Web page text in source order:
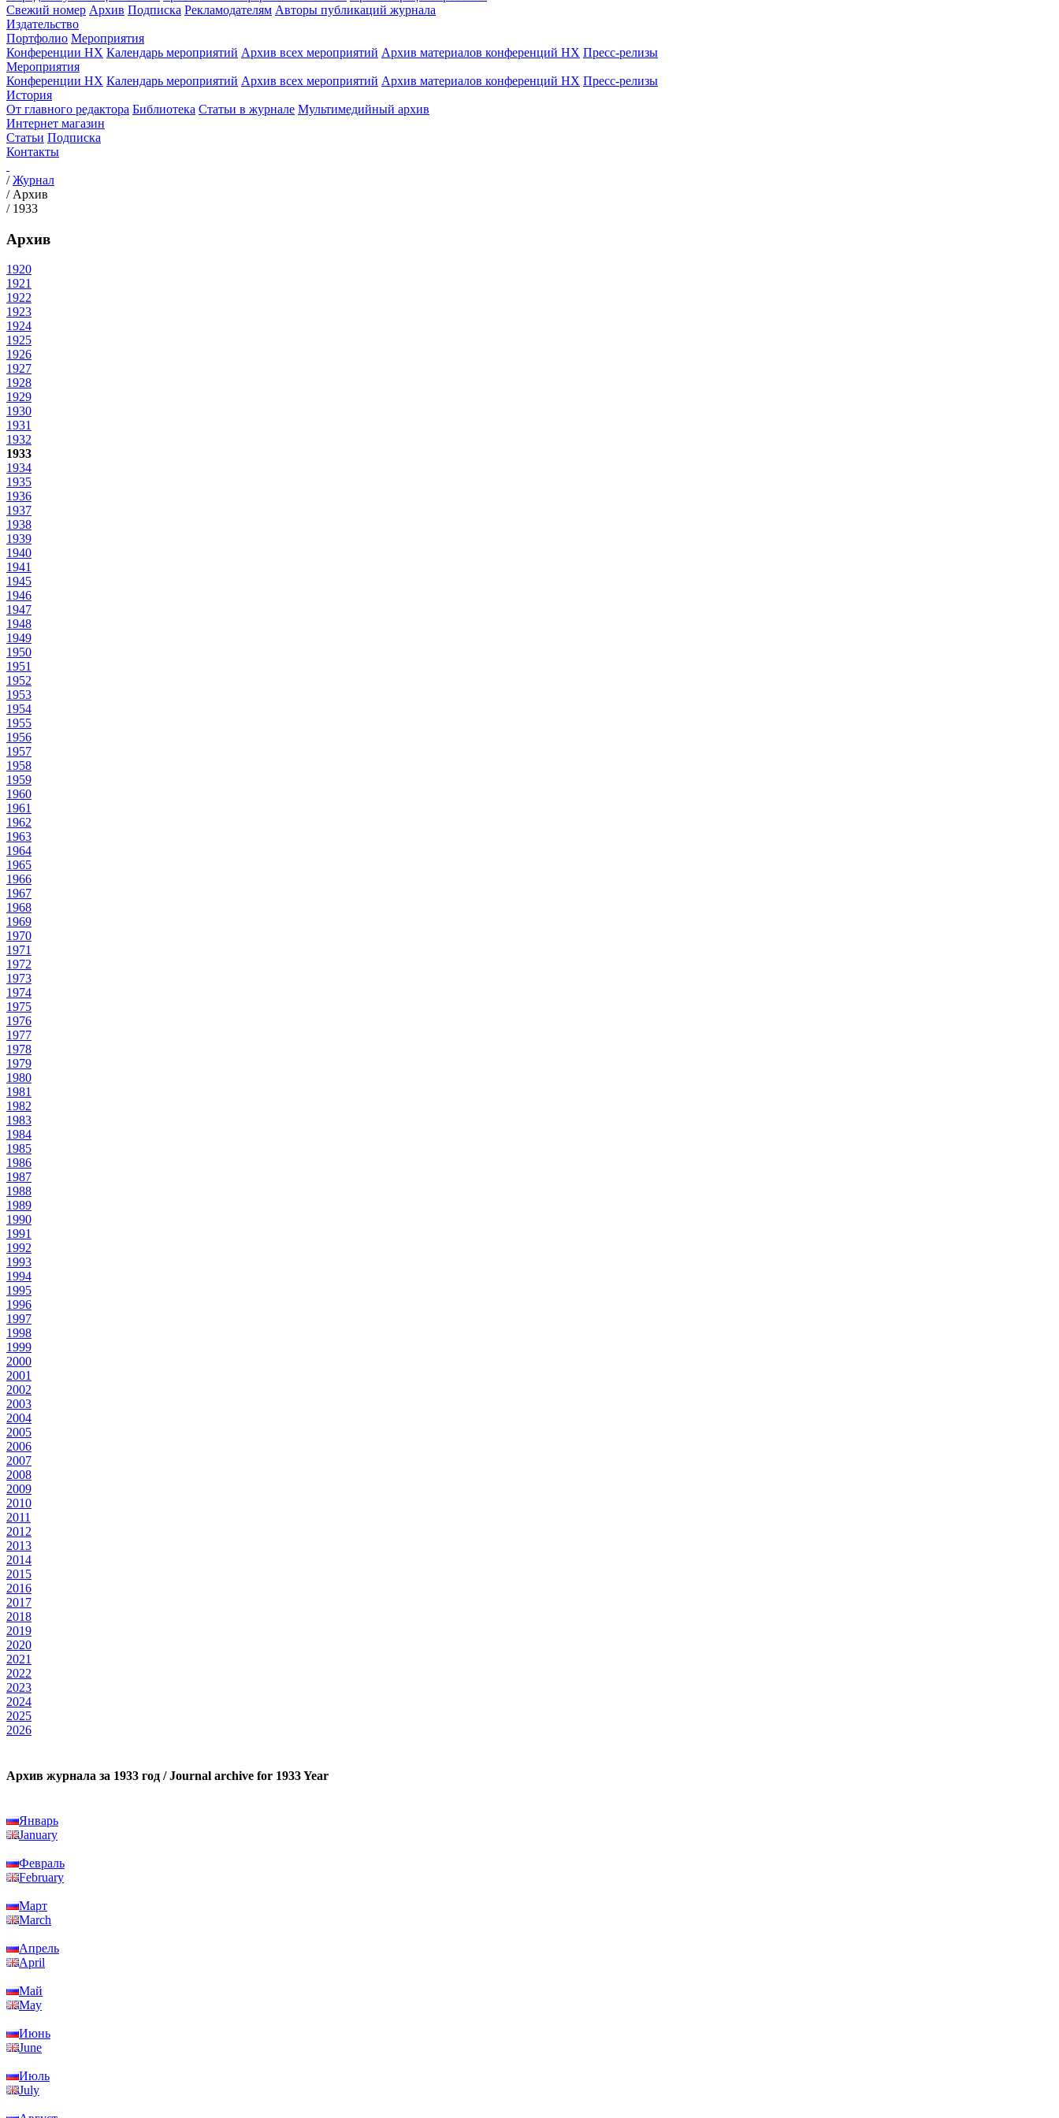
Свежий номер Архив Подписка Рекламодателям Авторы публикаций журнала
Издательство
Портфолио Мероприятия
Конференции НХ Календарь мероприятий Архив всех мероприятий Архив материалов конференций НХ Пресс-релизы
Мероприятия
Конференции НХ Календарь мероприятий Архив всех мероприятий Архив материалов конференций НХ Пресс-релизы
История
От главного редактора Библиотека Статьи в журнале Мультимедийный архив
Интернет магазин
Статьи Подписка
Контакты
/Журнал
/ Архив
/ 1933
Архив
1920
1921
1922
1923
1924
1925
1926
1927
1928
1929
1930
1931
1932
1933
1934
1935
1936
1937
1938
1939
1940
1941
1945
1946
1947
1948
1949
1950
1951
1952
1953
1954
1955
1956
1957
1958
1959
1960
1961
1962
1963
1964
1965
1966
1967
1968
1969
1970
1971
1972
1973
1974
1975
1976
1977
1978
1979
1980
1981
1982
1983
1984
1985
1986
1987
1988
1989
1990
1991
1992
1993
1994
1995
1996
1997
1998
1999
2000
2001
2002
2003
2004
2005
2006
2007
2008
2009
2010
2011
2012
2013
2014
2015
2016
2017
2018
2019
2020
2021
2022
2023
2024
2025
2026
Архив журнала за 1933 год / Journal archive for 1933 Year
Январь
January
Февраль
February
Март
March
Апрель
April
Май
May
Июнь
June
Июль
July